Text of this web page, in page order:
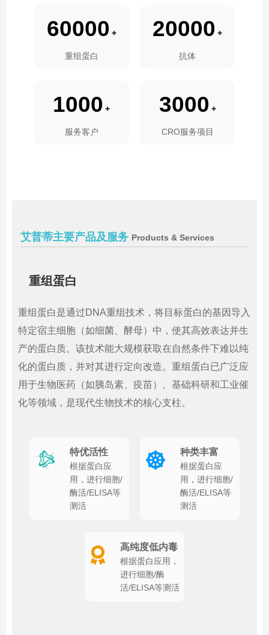
60000 +
重组蛋白
20000 +
抗体
1000 +
服务客户
3000 +
CRO服务项目
艾普蒂主要产品及服务 Products & Services
重组蛋白
重组蛋白是通过DNA重组技术，将目标蛋白的基因导入
特定宿主细胞（如细菌、酵母）中，使其高效表达并生
产的蛋白质。该技术能大规模获取在自然条件下难以纯
化的蛋白质，并对其进行定向改造。重组蛋白已广泛应
用于生物医药（如胰岛素、疫苗）、基础科研和工业催
化等领域，是现代生物技术的核心支柱。
特优活性
根据蛋白应
用，进行细胞/
酶活/ELISA等
测活
种类丰富
根据蛋白应
用，进行细胞/
酶活/ELISA等
测活
高纯度低内毒
根据蛋白应用，
进行细胞/酶
活/ELISA等测活